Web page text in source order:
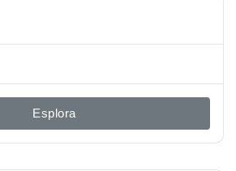
Esplora